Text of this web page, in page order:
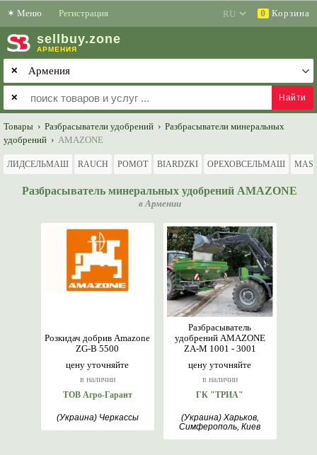
✶ Меню Регистрация 0 Корзина
sell buy.zone
АРМЕНИЯ
✕
✕
Товары › Разбрасыватели удобрений › Разбрасыватели минеральных
удобрений › AMAZONE
ЛИДСЕЛЬМАШ RAUCH POMOT BIARDZKI ОРЕХОВСЕЛЬМАШ
Разбрасыватель минеральных удобрений AMAZONE
в Армении
цену уточняйте
в наличии
Розкидач добрив Amazone
ZG-B 5500
ТОВ Агро-Гарант
(Украина) Черкассы
цену уточняйте
в наличии
Разбрасыватель
удобрений AMAZONE
ZA-М 1001 - 3001
ГК "ТРИА"
(Украина) Харьков,
Симферополь, Киев